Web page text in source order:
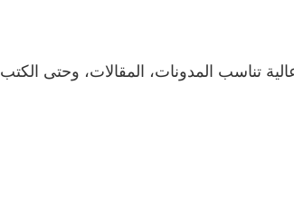
تناسب المدونات، المقالات، وحتى الكتب